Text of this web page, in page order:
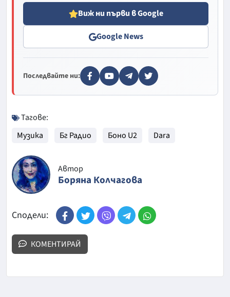
Виж ни първи в Google
Google News
Последвайте ни:
Тагове:
Музика
Бг Радио Боно U2 Dara
Автор
Боряна Колчагова
Сподели:
КОМЕНТИРАЙ